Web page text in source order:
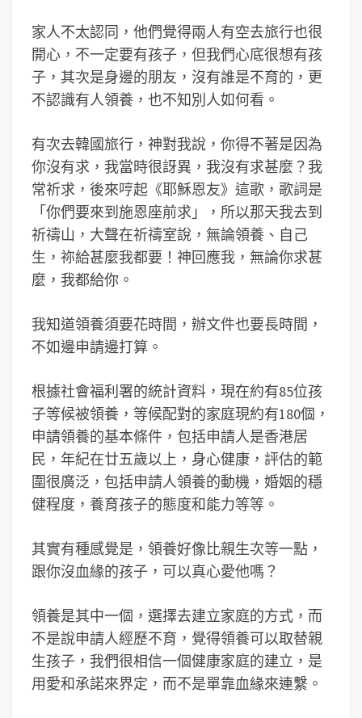
家人不太認同，他們覺得兩人有空去旅行也很
開心，不一定要有孩子，但我們心底很想有孩
子，其次是身邊的朋友，沒有誰是不育的，更
不認識有人領養，也不知別人如何看。
有次去韓國旅行，神對我說，你得不著是因為
你沒有求，我當時很訝異，我沒有求甚麼？我
常祈求，後來哼起《耶穌恩友》這歌，歌詞是
「你們要來到施恩座前求」，所以那天我去到
祈禱山，大聲在祈禱室說，無論領養、自己
生，祢給甚麼我都要！神回應我，無論你求甚
麼，我都給你。
我知道領養須要花時間，辦文件也要長時間，
不如邊申請邊打算。
根據社會福利署的統計資料，現在約有85位孩
子等候被領養，等候配對的家庭現約有180個，
申請領養的基本條件，包括申請人是香港居
民，年紀在廿五歲以上，身心健康，評估的範
圍很廣泛，包括申請人領養的動機，婚姻的穩
健程度，養育孩子的態度和能力等等。
其實有種感覺是，領養好像比親生次等一點，
跟你沒血緣的孩子，可以真心愛他嗎？
領養是其中一個，選擇去建立家庭的方式，而
不是說申請人經歷不育，覺得領養可以取替親
生孩子，我們很相信一個健康家庭的建立，是
用愛和承諾來界定，而不是單靠血緣來連繫。